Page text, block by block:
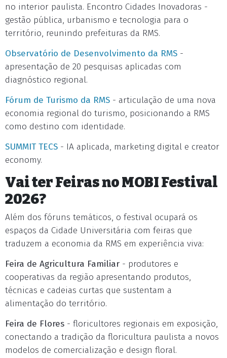
no interior paulista. Encontro Cidades Inovadoras -
gestão pública, urbanismo e tecnologia para o
território, reunindo prefeituras da RMS.
Observatório de Desenvolvimento da RMS -
apresentação de 20 pesquisas aplicadas com
diagnóstico regional.
Fórum de Turismo da RMS - articulação de uma nova
economia regional do turismo, posicionando a RMS
como destino com identidade.
SUMMIT TECS - IA aplicada, marketing digital e creator
economy.
Vai ter Feiras no MOBI Festival
2026?
Além dos fóruns temáticos, o festival ocupará os
espaços da Cidade Universitária com feiras que
traduzem a economia da RMS em experiência viva:
Feira de Agricultura Familiar - produtores e
cooperativas da região apresentando produtos,
técnicas e cadeias curtas que sustentam a
alimentação do território.
Feira de Flores - floricultores regionais em exposição,
conectando a tradição da floricultura paulista a novos
modelos de comercialização e design floral.